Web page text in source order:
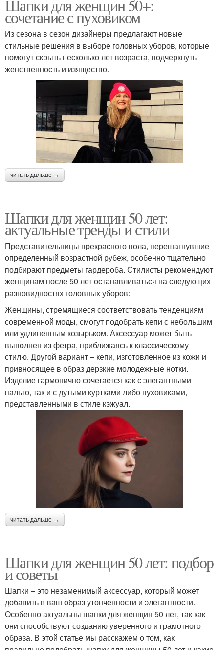
Шапки для женщин 50+:
сочетание с пуховиком
Из сезона в сезон дизайнеры предлагают новые
стильные решения в выборе головных уборов, которые
помогут скрыть несколько лет возраста, подчеркнуть
женственность и изящество.
читать дальше →
Шапки для женщин 50 лет:
актуальные тренды и стили
Представительницы прекрасного пола, перешагнувшие
определенный возрастной рубеж, особенно тщательно
подбирают предметы гардероба. Стилисты рекомендуют
женщинам после 50 лет останавливаться на следующих
разновидностях головных уборов:
Женщины, стремящиеся соответствовать тенденциям
современной моды, смогут подобрать кепи с небольшим
или удлиненным козырьком. Аксессуар может быть
выполнен из фетра, приближаясь к классическому
стилю. Другой вариант – кепи, изготовленное из кожи и
привносящее в образ дерзкие молодежные нотки.
Изделие гармонично сочетается как с элегантными
пальто, так и с дутыми куртками либо пуховиками,
представленными в стиле кэжуал.
читать дальше →
Шапки для женщин 50 лет: подбор
и советы
Шапки – это незаменимый аксессуар, который может
добавить в ваш образ утонченности и элегантности.
Особенно актуальны шапки для женщин 50 лет, так как
они способствуют созданию уверенного и грамотного
образа. В этой статье мы расскажем о том, как